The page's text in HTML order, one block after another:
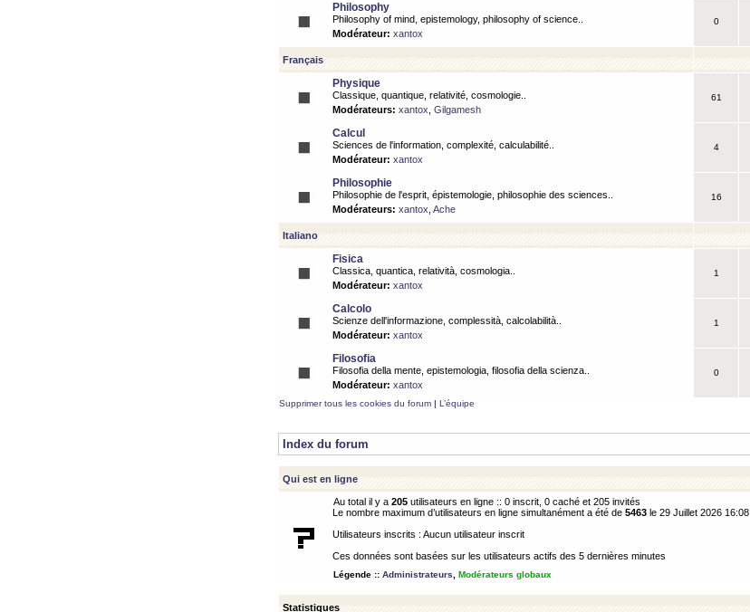
Philosophy
Philosophy of mind, epistemology, philosophy of science..
Modérateur: xantox
0
Français
Physique
Classique, quantique, relativité, cosmologie..
Modérateurs: xantox Gilgamesh
61
Calcul
Sciences de l'information, complexité, calculabilité..
Modérateur: xantox
4
Philosophie
Philosophie de l'esprit, épistemologie, philosophie des sciences..
Modérateurs: xantox Ache
16
Italiano
Fisica
Classica, quantica, relatività, cosmologia..
Modérateur: xantox
1
Calcolo
Scienze dell'informazione, complessità, calcolabilità..
Modérateur: xantox
1
Filosofia
Filosofia della mente, epistemologia, filosofia della scienza..
Modérateur: xantox
0
Supprimer tous les cookies du forum | L’équipe
Index du forum
Qui est en ligne
Au total il y a 205 utilisateurs en ligne :: 0 inscrit, 0 caché et 205 invités
Le nombre maximum d’utilisateurs en ligne simultanément a été de 5463 le 29 Juillet 2026 16:08
Utilisateurs inscrits : Aucun utilisateur inscrit
Ces données sont basées sur les utilisateurs actifs des 5 dernières minutes
Légende :: Administrateurs Modérateurs globaux
Statistiques